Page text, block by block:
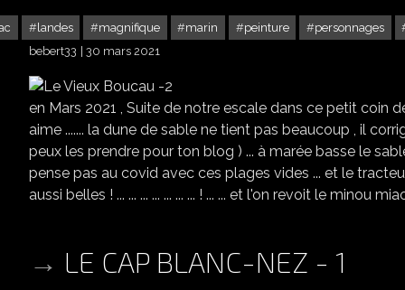
landes magnifique marin peinture
personnages
bebert33
30 mars 2021
en Mars 2021 , Suite de notre escale dans ce petit coin
aime ....... la dune de sable ne tient pas beaucoup , il
peux les prendre pour ton blog ) ... à marée basse le
pense pas au covid avec ces plages vides ... et le
aussi belles ! ... ... ... ... ... ... ... ! ... ... et l'on revoit le minou
LE CAP BLANC-NEZ - 1